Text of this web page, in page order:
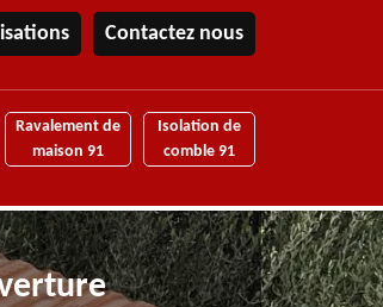
Contactez nous
Ravalement de
maison 91
Isolation de
comble 91